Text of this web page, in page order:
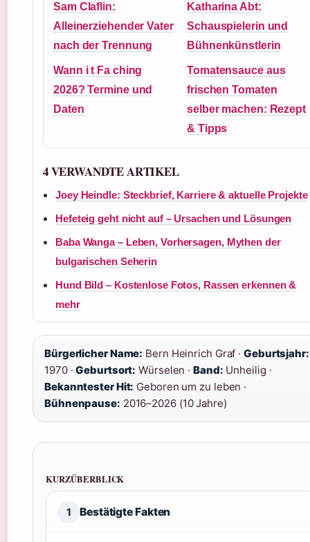
Sam Claflin:
Alleinerziehender Vater
nach der Trennung
Katharina Abt:
Schauspielerin und
Bühnenkünstlerin
Wann i t Fa ching
2026? Termine und
Daten
Tomatensauce aus
frischen Tomaten
selber machen: Rezept
& Tipps
4 VERWANDTE ARTIKEL
Joey Heindle: Steckbrief, Karriere & aktuelle Projekte
Hefeteig geht nicht auf – Ursachen und Lösungen
Baba Wanga – Leben, Vorhersagen, Mythen der
bulgarischen Seherin
Hund Bild – Kostenlose Fotos, Rassen erkennen &
mehr
Bürgerlicher Name: Bern Heinrich Graf ·Geburtsjahr:
1970 ·Geburtsort: Würselen ·Band: Unheilig ·
Bekanntester Hit: Geboren um zu leben ·
Bühnenpause: 2016–2026 (10 Jahre)
KURZÜBERBLICK
1 Bestätigte Fakten